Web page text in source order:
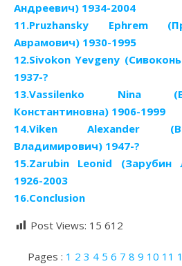
Андреевич) 1934-2004
11.Pruzhansky Ephrem
Аврамович) 1930-1995
12.Sivokon Yevgeny
1937-?
13.Vassilenko Nina
Константиновна) 1906-1999
14.Viken Alexander
Владимирович) 1947-?
15.Zarubin Leonid (Зарубин
1926-2003
16.Conclusion
Post Views: 15 612
Pages : 1 2 3 4 5 6 7 8 9 10 11